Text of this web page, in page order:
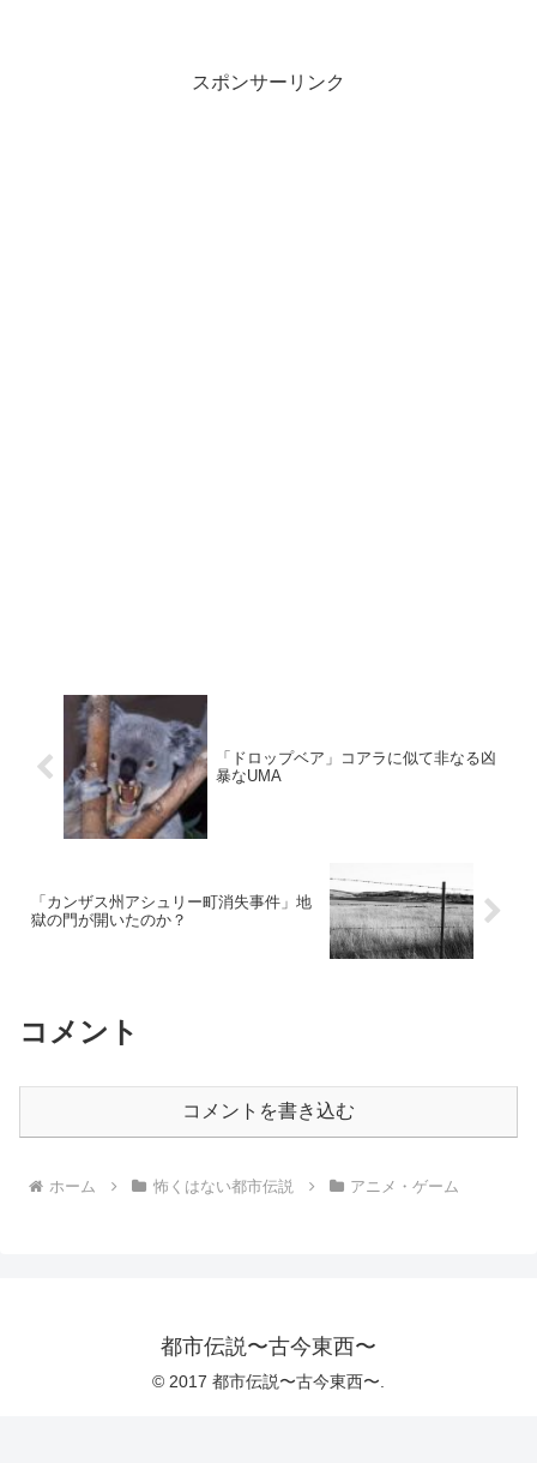
スポンサーリンク
「ドロップベア」コアラに似て非なる凶
暴なUMA
「カンザス州アシュリー町消失事件」地
獄の門が開いたのか？
コメント
コメントを書き込む
ホーム 怖くはない都市伝説 アニメ・ゲーム
都市伝説〜古今東西〜
© 2017 都市伝説〜古今東西〜.